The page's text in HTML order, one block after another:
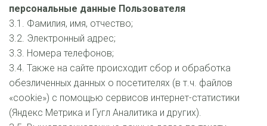
персональные данные Пользователя
3.1. Фамилия, имя, отчество;
3.2. Электронный адрес;
3.3. Номера телефонов;
3.4. Также на сайте происходит сбор и обработка
обезличенных данных о посетителях (в т.ч. файлов
«cookie») с помощью сервисов интернет-статистики
(Яндекс Метрика и Гугл Аналитика и других).